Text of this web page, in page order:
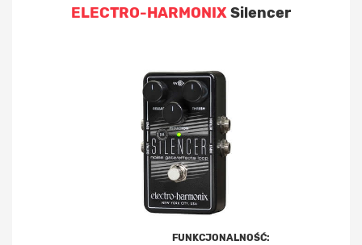
ELECTRO-HARMONIXSilencer
FUNKCJONALNOŚĆ: